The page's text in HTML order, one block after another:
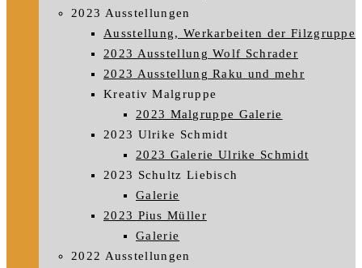
2023 Ausstellungen
Ausstellung, Werkarbeiten der Filzgruppe
2023 Ausstellung Wolf Schrader
2023 Ausstellung Raku und mehr
Kreativ Malgruppe
2023 Malgruppe Galerie
2023 Ulrike Schmidt
2023 Galerie Ulrike Schmidt
2023 Schultz Liebisch
Galerie
2023 Pius Müller
Galerie
2022 Ausstellungen